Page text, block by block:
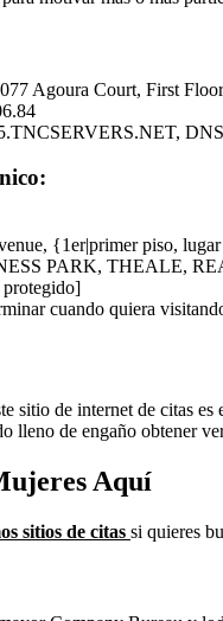
Agoura Court, First
{1er|primer piso,
PARK, THEALE,
protegido]
cuando quiera
sitio de internet de citas
lleno de engaño obtener
Aquí
sitios de citas si quieres